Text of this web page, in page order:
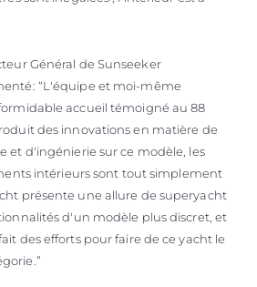
Général de Sunseeker
“L'équipe et moi-même
accueil témoigné au 88
des innovations en matière de
et d'ingénierie sur ce modèle, les
intérieurs sont tout simplement
présente une allure de superyacht
d'un modèle plus discret, et
des efforts pour faire de ce yacht le